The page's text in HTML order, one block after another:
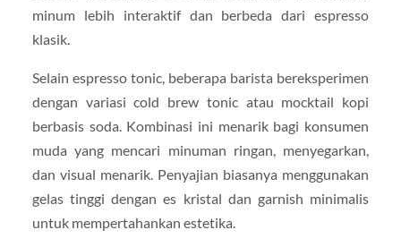
minum lebih interaktif dan berbeda dari espresso
klasik.
Selain espresso tonic, beberapa barista bereksperimen
dengan variasi cold brew tonic atau mocktail kopi
berbasis soda. Kombinasi ini menarik bagi konsumen
muda yang mencari minuman ringan, menyegarkan,
dan visual menarik. Penyajian biasanya menggunakan
gelas tinggi dengan es kristal dan garnish minimalis
untuk mempertahankan estetika.